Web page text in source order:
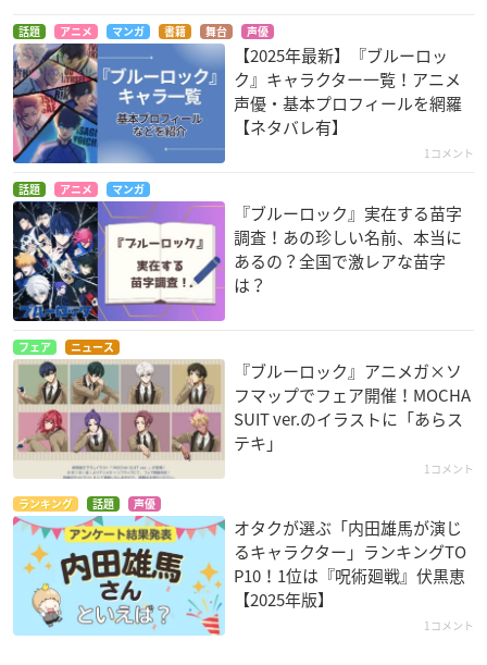
話題 アニメ マンガ 書籍 舞台 声優
【2025年最新】『ブルーロッ
ク』キャラクター一覧！アニメ
声優・基本プロフィールを網羅
【ネタバレ有】
1コメント
話題 アニメ マンガ
『ブルーロック』実在する苗字
調査！あの珍しい名前、本当に
あるの？全国で激レアな苗字
は？
フェア ニュース
『ブルーロック』アニメガ×ソ
フマップでフェア開催！MOCHA
SUIT ver.のイラストに「あらス
テキ」
1コメント
ランキング 話題 声優
オタクが選ぶ「内田雄馬が演じ
るキャラクター」ランキングTO
P10！1位は『呪術廻戦』伏黒恵
【2025年版】
1コメント